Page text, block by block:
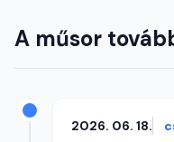
A műsor
2026. 06. 18.